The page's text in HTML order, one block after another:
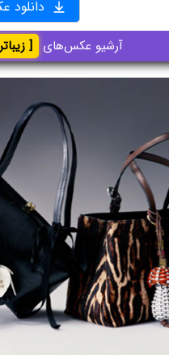
دانلود
آرشیو عکس‌های [